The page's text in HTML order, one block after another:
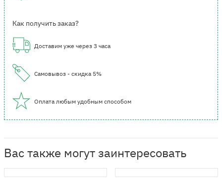
Как получить заказ?
Доставим уже через 3 часа
Самовывоз - скидка 5%
Оплата любым удобным способом
Вас также могут заинтересовать